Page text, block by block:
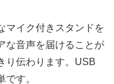
マイク付きスタンドを
な音声を届けることが
り伝わります。USB
す。